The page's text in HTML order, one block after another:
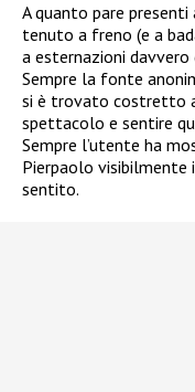
A quanto pare presenti
tenuto a freno (e a
a esternazioni
Sempre la fonte
si è trovato costretto
spettacolo e sentire
Sempre l’utente ha
Pierpaolo
sentito.